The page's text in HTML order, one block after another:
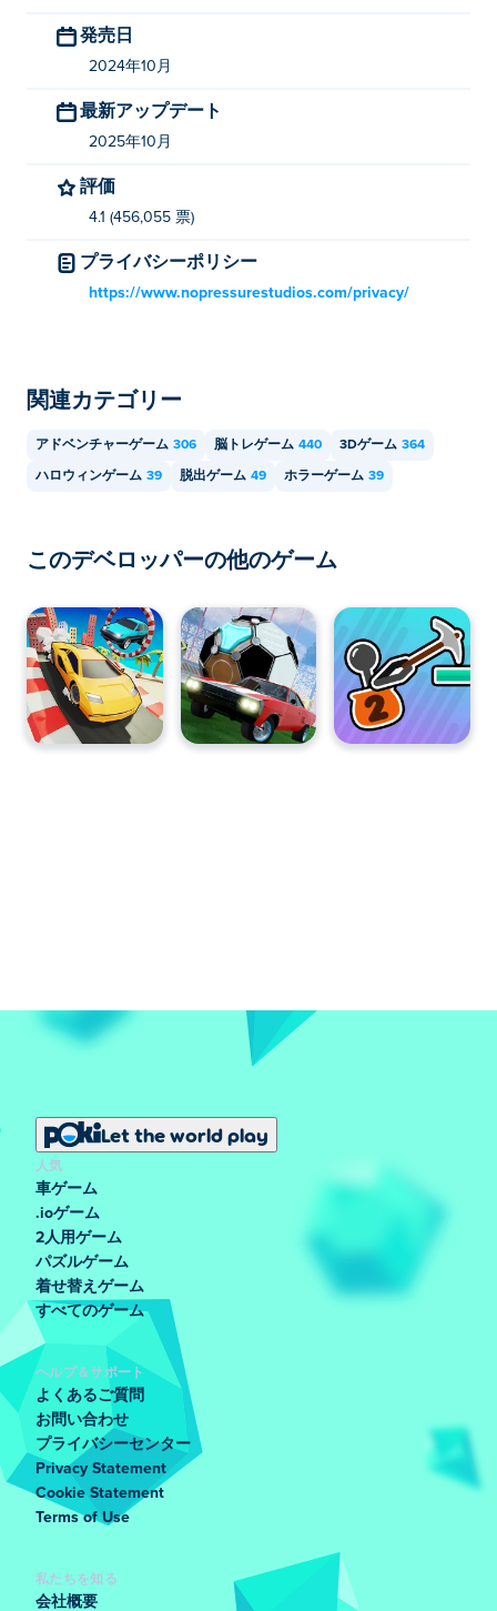
Fear Responseを無料でプレイするにはどうす
ればいいですか?
Poki では Fear Response を無料でプレイできます。
トップでプレイできますか?
ットなどのモバイル デバイスでプレイできます。
発売日
2024年10月
最新アップデート
2025年10月
評価
4.1 (456,055 票)
プライバシーポリシー
https://www.nopressurestudios.com/privacy/
関連カテゴリー
アドベンチャーゲーム 306 脳トレゲーム 440 3Dゲーム 364
ハロウィンゲーム 39 脱出ゲーム 49 ホラーゲーム 39
このデベロッパーの他のゲーム
Let the world play
人気
車ゲーム
.ioゲーム
2人用ゲーム
パズルゲーム
着せ替えゲーム
すべてのゲーム
ヘルプ＆サポート
よくあるご質問
お問い合わせ
プライバシーセンター
Privacy Statement
Cookie Statement
Terms of Use
私たちを知る
会社概要